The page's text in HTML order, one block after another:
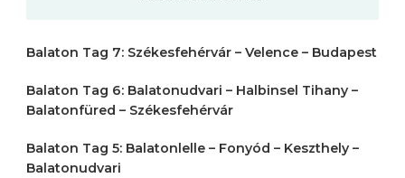
Balaton Tag 7: Székesfehérvár – Velence – Budapest
Balaton Tag 6: Balatonudvari – Halbinsel Tihany –
Balatonfüred – Székesfehérvár
Balaton Tag 5: Balatonlelle – Fonyód – Keszthely –
Balatonudvari